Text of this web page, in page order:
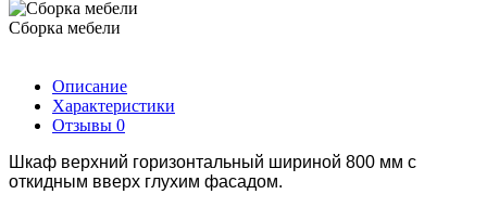
Сборка мебели
Описание
Характеристики
Отзывы 0
Шкаф верхний горизонтальный шириной 800 мм с
откидным вверх глухим фасадом.